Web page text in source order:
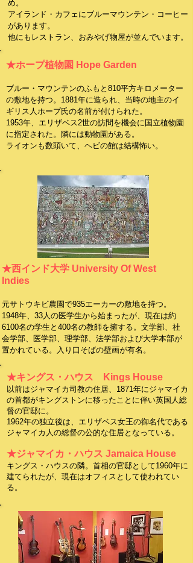
め。
​アイランド・カフェにブルーマウンテン・コーヒー
があります。
他にもレストラン、おみやげ物屋が並んでいます。
★ホープ植物園 Hope Garden
ブルー・マウンテンのふもと810平方キロメーター
の敷地を持つ。1881年に造られ、当時の地主のイ
ギリス人ホープ氏の名前が付けられた。
1953年、エリザベス2世の訪問を機会に国立植物園
に指定された。隣には動物園がある。
ライオンも数頭いて、ヘビの館は結構怖い。
★西インド大学 University Of West
Indies
元サトウキビ農園で935エーカーの敷地を持つ。
1948年、33人の医学生から始まったが、現在は約
6100名の学生と400名の教師を擁する。文学部、社
会学部、医学部、理学部、法学部および大学本部が
置かれている。入り口そばの壁画が有名。
★キングス・ハウス Kings House
以前はジャマイカ司教の住居、1871年にジャマイカ
の首都がキングストンに移ったことに伴い英国人総
督の官邸に。
1962年の独立後は、エリザベス女王の御名代である
ジャマイカ人の総督の公的な住居となっている。
★ジャマイカ・ハウス Jamaica House
キングス・ハウスの隣。首相の官邸として1960年に
建てられたが、現在はオフィスとして使われてい
る。